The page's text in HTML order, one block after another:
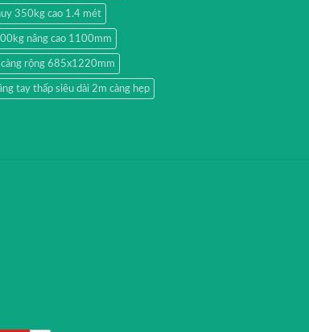
350kg cao 1.4 mét
nâng cao 1100mm
rộng 685x1220mm
tay thấp siêu dài 2m càng hẹp